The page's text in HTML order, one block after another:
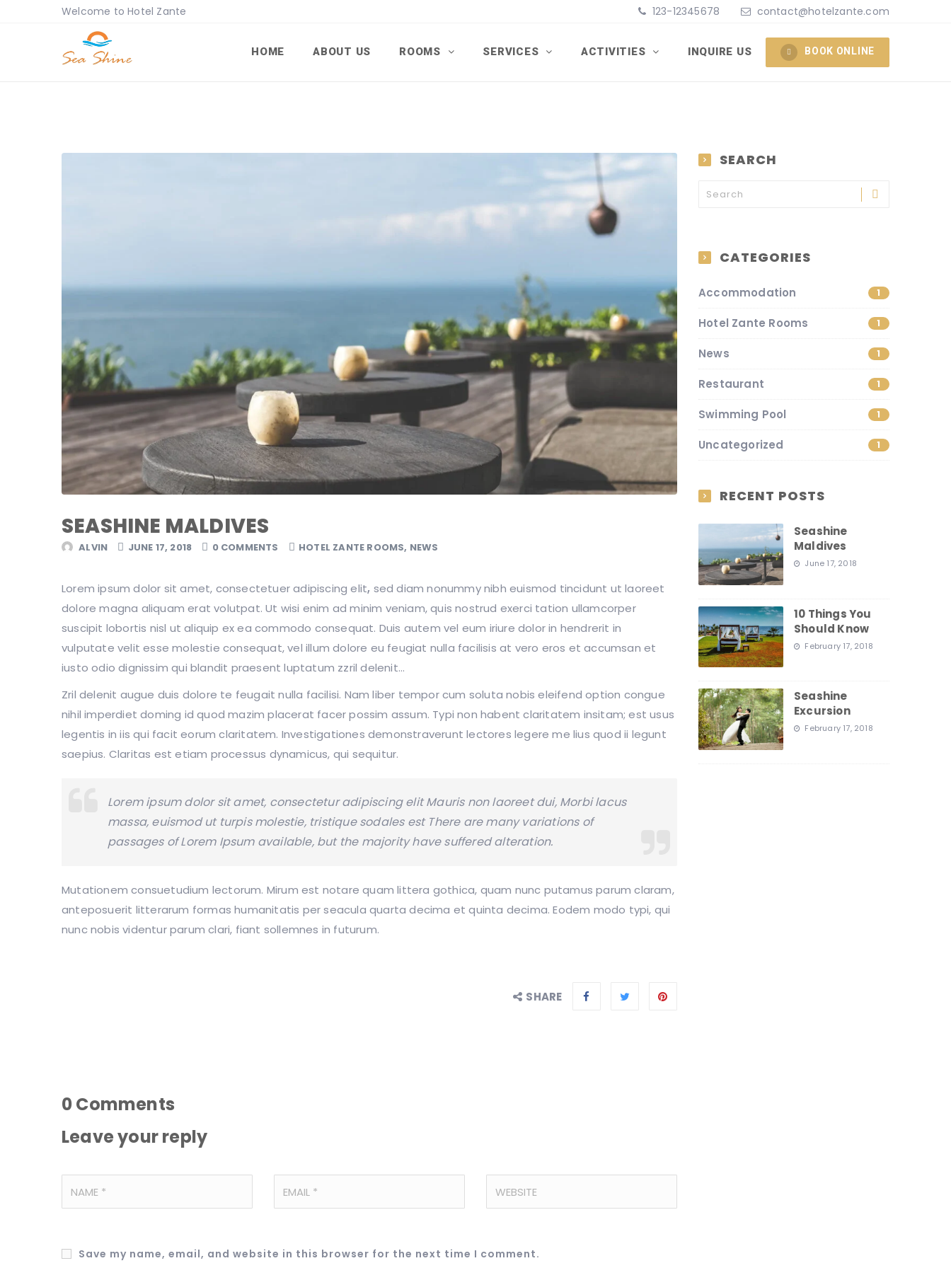
Welcome to Hotel Zante 123-12345678 contact@hotelzante.com
HOME ABOUT US ROOMS SERVICES ACTIVITIES INQUIRE US BOOK ONLINE
SEASHINE MALDIVES
ALVIN JUNE 17, 2018 0 COMMENTS HOTEL ZANTE ROOMS, NEWS
Lorem ipsum dolor sit amet, consectetuer adipiscing elit, sed diam nonummy nibh euismod tincidunt ut laoreet
dolore magna aliquam erat volutpat. Ut wisi enim ad minim veniam, quis nostrud exerci tation ullamcorper
suscipit lobortis nisl ut aliquip ex ea commodo consequat. Duis autem vel eum iriure dolor in hendrerit in
vulputate velit esse molestie consequat, vel illum dolore eu feugiat nulla facilisis at vero eros et accumsan et
iusto odio dignissim qui blandit praesent luptatum zzril delenit…
Zril delenit augue duis dolore te feugait nulla facilisi. Nam liber tempor cum soluta nobis eleifend option congue
nihil imperdiet doming id quod mazim placerat facer possim assum. Typi non habent claritatem insitam; est usus
legentis in iis qui facit eorum claritatem. Investigationes demonstraverunt lectores legere me lius quod ii legunt
saepius. Claritas est etiam processus dynamicus, qui sequitur.
Lorem ipsum dolor sit amet, consectetur adipiscing elit Mauris non laoreet dui, Morbi lacus
massa, euismod ut turpis molestie, tristique sodales est There are many variations of
passages of Lorem Ipsum available, but the majority have suffered alteration.
Mutationem consuetudium lectorum. Mirum est notare quam littera gothica, quam nunc putamus parum claram,
anteposuerit litterarum formas humanitatis per seacula quarta decima et quinta decima. Eodem modo typi, qui
nunc nobis videntur parum clari, fiant sollemnes in futurum.
SHARE
0 Comments
Leave your reply
Save my name, email, and website in this browser for the next time I comment.
SEARCH
CATEGORIES
Accommodation 1
Hotel Zante Rooms 1
News 1
Restaurant 1
Swimming Pool 1
Uncategorized 1
RECENT POSTS
Seashine
Maldives
June 17, 2018
10 Things You
Should Know
February 17, 2018
Seashine
Excursion
February 17, 2018